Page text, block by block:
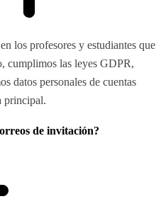
los profesores y estudiantes que
cumplimos las leyes GDPR,
datos personales de cuentas
principal.
de invitación?